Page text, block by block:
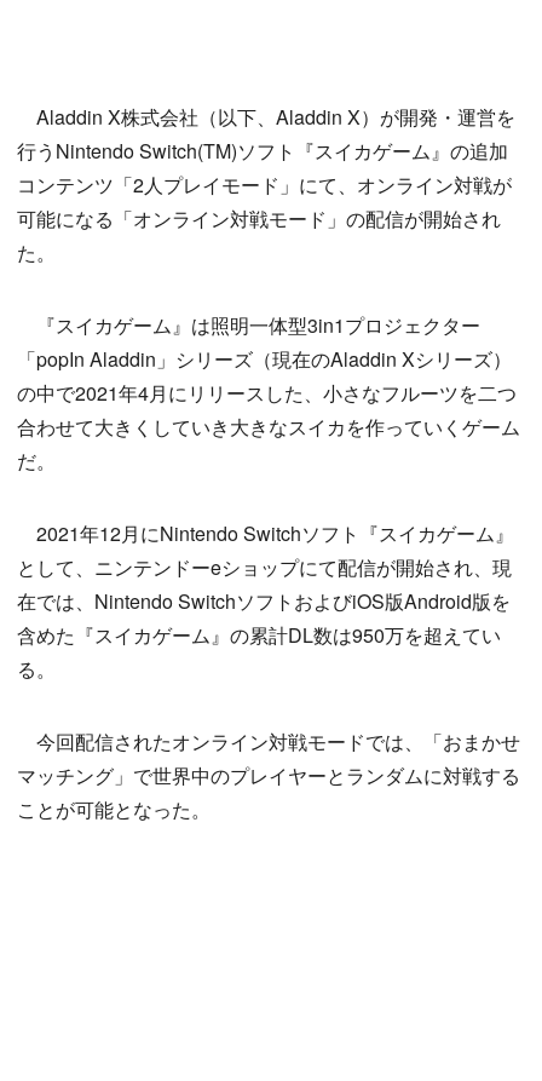
Aladdin X株式会社（以下、Aladdin X）が開発・運営を
行うNintendo Switch(TM)ソフト『スイカゲーム』の追加
コンテンツ「2人プレイモード」にて、オンライン対戦が
可能になる「オンライン対戦モード」の配信が開始され
た。
『スイカゲーム』は照明一体型3in1プロジェクター
「popIn Aladdin」シリーズ（現在のAladdin Xシリーズ）
の中で2021年4月にリリースした、小さなフルーツを二つ
合わせて大きくしていき大きなスイカを作っていくゲーム
だ。
2021年12月にNintendo Switchソフト『スイカゲーム』
として、ニンテンドーeショップにて配信が開始され、現
在では、Nintendo SwitchソフトおよびiOS版Android版を
含めた『スイカゲーム』の累計DL数は950万を超えてい
る。
今回配信されたオンライン対戦モードでは、「おまかせ
マッチング」で世界中のプレイヤーとランダムに対戦する
ことが可能となった。